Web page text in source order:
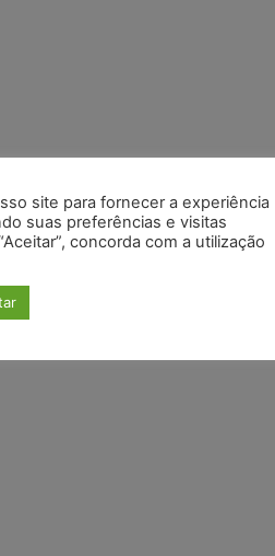
site para fornecer a experiência
suas preferências e visitas
concorda com a utilização